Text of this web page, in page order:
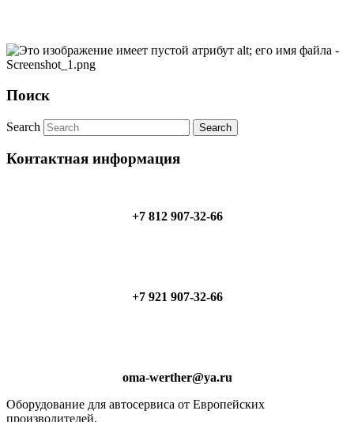
Поиск
Search
Контактная информация
+7 812 907-32-66
+7 921 907-32-66
oma-werther@ya.ru
Оборудование для автосервиса от Европейских
производителей.